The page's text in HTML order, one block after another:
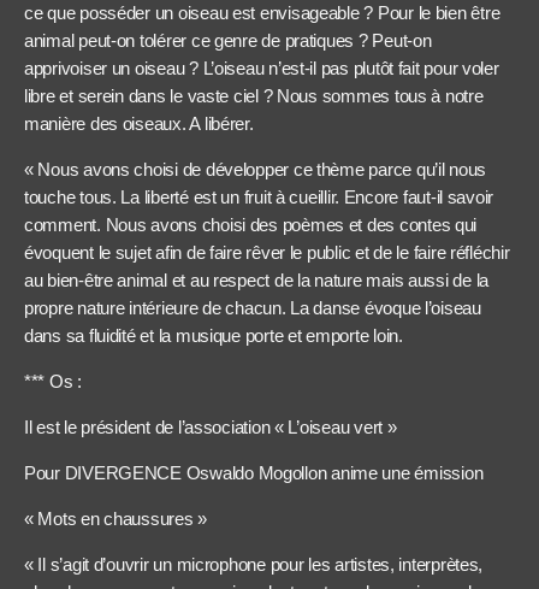
ce que posséder un oiseau est envisageable ? Pour le bien être
animal peut-on tolérer ce genre de pratiques ? Peut-on
apprivoiser un oiseau ? L’oiseau n’est-il pas plutôt fait pour voler
libre et serein dans le vaste ciel ? Nous sommes tous à notre
manière des oiseaux. A libérer.
« Nous avons choisi de développer ce thème parce qu’il nous
touche tous. La liberté est un fruit à cueillir. Encore faut-il savoir
comment. Nous avons choisi des poèmes et des contes qui
évoquent le sujet afin de faire rêver le public et de le faire réfléchir
au bien-être animal et au respect de la nature mais aussi de la
propre nature intérieure de chacun. La danse évoque l’oiseau
dans sa fluidité et la musique porte et emporte loin.
*** Os :
Il est le président de l’association « L’oiseau vert »
Pour DIVERGENCE Oswaldo Mogollon anime une émission
« Mots en chaussures »
« Il s’agit d’ouvrir un microphone pour les artistes, interprètes,